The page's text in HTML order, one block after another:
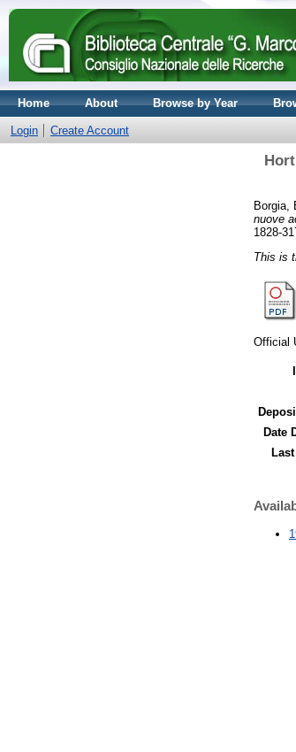
Home About Browse by Year
Login Create Account
Borgia,
nuove
1828-
This is
Official
Date